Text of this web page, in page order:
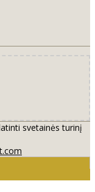
svetainės turinį